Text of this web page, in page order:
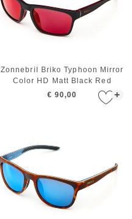
+
Zonnebril Briko Typhoon Mirror
Color HD Matt Black Red
€ 90,00